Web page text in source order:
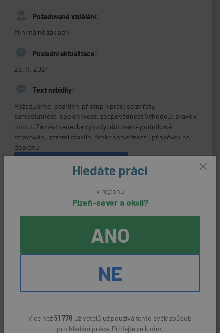
Požadované vzdělání:
Minimálně základní
Poslední aktualizace:
28. 11. 2024
Text nabídky:
Požadujeme: pozitivní přístup k práci se zvířaty,
samostatnost, spolehlivost, zodpovědnost Výhodou: praxe v
oboru. Zaměstnanecké výhody: dotované podnikové
stravování, zázemí stabilní české společnosti, příspěvek na
dopravu
Kontaktní údaje
Reference:
Hledáte práci
v regionu
Plzeň-sever a okolí?
ANO
NE
Více než51 776 uživatelů už používá tento svělý způsob
pro hledání práce. Přidejte se k nim.